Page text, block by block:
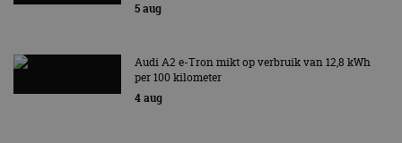
5 aug
Audi A2 e-Tron mikt op verbruik van 12,8 kWh
per 100 kilometer
4 aug